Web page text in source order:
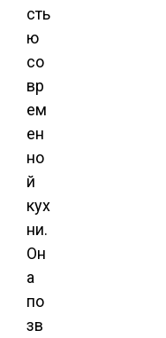
сть
ю
со
вр
ем
ен
но
й
кух
ни.
Он
а
по
зв